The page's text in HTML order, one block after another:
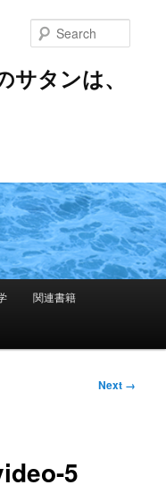
タンは、
関連書籍
Next →
5